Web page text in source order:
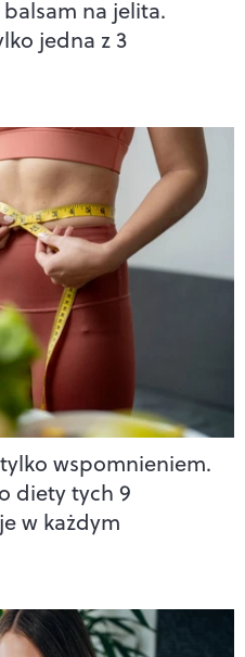
na jelita.
jedna z 3
wspomnieniem.
diety tych 9
w każdym